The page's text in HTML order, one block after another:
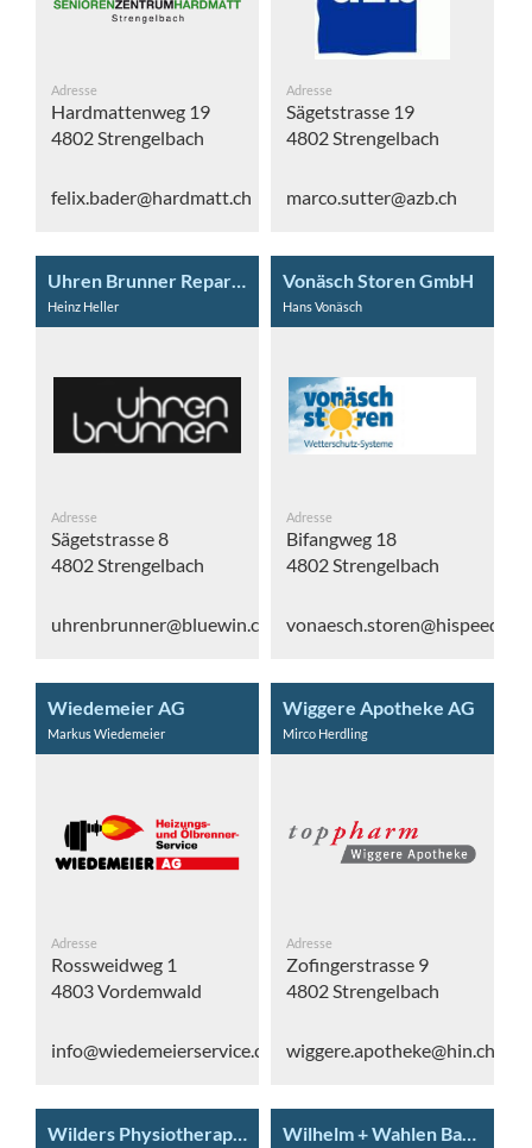
Adresse
Hardmattenweg 19
4802 Strengelbach
felix.bader@hardmatt.ch
Adresse
Sägetstrasse 19
4802 Strengelbach
marco.sutter@azb.ch
Uhren Brunner Reparaturatelier
Heinz Heller
Adresse
Sägetstrasse 8
4802 Strengelbach
uhrenbrunner@bluewin.ch
Vonäsch Storen GmbH
Hans Vonäsch
Adresse
Bifangweg 18
4802 Strengelbach
vonaesch.storen@hispeed.ch
Wiedemeier AG
Markus Wiedemeier
Adresse
Rossweidweg 1
4803 Vordemwald
info@wiedemeierservice.ch
Wiggere Apotheke AG
Mirco Herdling
Adresse
Zofingerstrasse 9
4802 Strengelbach
wiggere.apotheke@hin.ch
Wilders Physiotherapie Wilhelm + Wahlen Bauingenieure AG